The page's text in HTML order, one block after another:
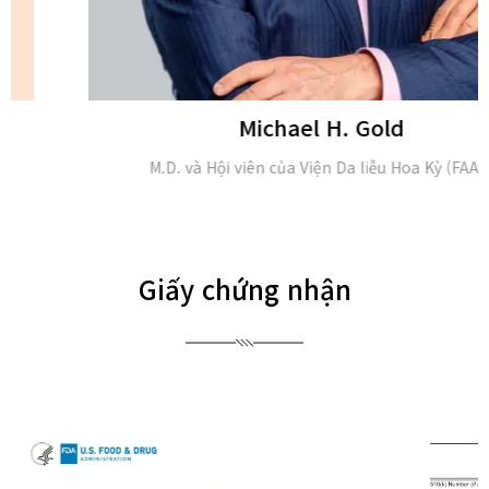
Michael H. Gold
M.D. và Hội viên của Viện Da liễu Hoa Kỳ (FAAD)
Giấy chứng nhận